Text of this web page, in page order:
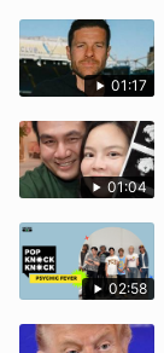
01:17
01:04
02:58